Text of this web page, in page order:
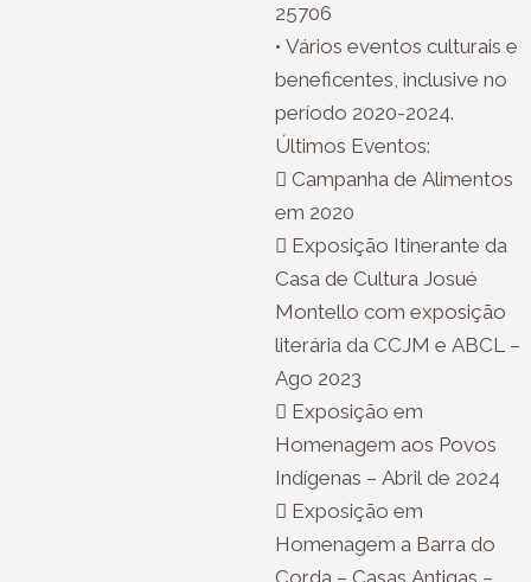
25706
• Vários eventos culturais e
beneficentes, inclusive no
período 2020-2024.
Últimos Eventos:
 Campanha de Alimentos
em 2020
 Exposição Itinerante da
Casa de Cultura Josué
Montello com exposição
literária da CCJM e ABCL –
Ago 2023
 Exposição em
Homenagem aos Povos
Indígenas – Abril de 2024
 Exposição em
Homenagem a Barra do